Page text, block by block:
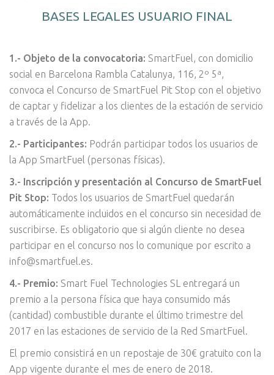
BASES LEGALES USUARIO FINAL
1.- Objeto de la convocatoria: SmartFuel, con domicilio
social en Barcelona Rambla Catalunya, 116, 2º 5ª,
convoca el Concurso de SmartFuel Pit Stop con el objetivo
de captar y fidelizar a los clientes de la estación de servicio
a través de la App.
2.- Participantes: Podrán participar todos los usuarios de
la App SmartFuel (personas físicas).
3.- Inscripción y presentación al Concurso de SmartFuel
Pit Stop: Todos los usuarios de SmartFuel quedarán
automáticamente incluidos en el concurso sin necesidad de
suscribirse. Es obligatorio que si algún cliente no desea
participar en el concurso nos lo comunique por escrito a
info@smartfuel.es.
4.- Premio: Smart Fuel Technologies SL entregará un
premio a la persona física que haya consumido más
(cantidad) combustible durante el último trimestre del
2017 en las estaciones de servicio de la Red SmartFuel.
El premio consistirá en un repostaje de 30€ gratuito con la
App vigente durante el mes de enero de 2018.